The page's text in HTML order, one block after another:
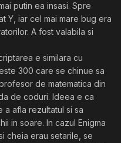
putin ea insasi. Spre
Y, iar cel mai mare bug era
A fost valabila si
e similara cu
300 care se chinue sa
de matematica din
de coduri. Ideea e ca
a afla rezultatul si sa
in soare. In cazul Enigma
cheia erau setarile, se